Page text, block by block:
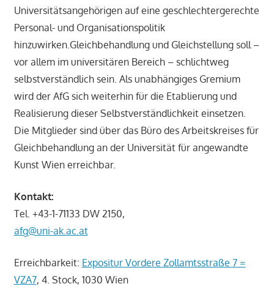
Universitätsangehörigen auf eine geschlechtergerechte
Personal- und Organisationspolitik
hinzuwirken.Gleichbehandlung und Gleichstellung soll –
vor allem im universitären Bereich – schlichtweg
selbstverständlich sein. Als unabhängiges Gremium
wird der AfG sich weiterhin für die Etablierung und
Realisierung dieser Selbstverständlichkeit einsetzen.
Die Mitglieder sind über das Büro des Arbeitskreises für
Gleichbehandlung an der Universität für angewandte
Kunst Wien erreichbar.
Kontakt:
Tel. +43-1-71133 DW 2150,
afg@uni-ak.ac.at
Erreichbarkeit: Expositur Vordere Zollamtsstraße 7 =
VZA7, 4. Stock, 1030 Wien